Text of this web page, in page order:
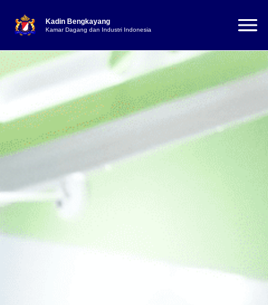
Kadin Bengkayang
Kamar Dagang dan Industri Indonesia